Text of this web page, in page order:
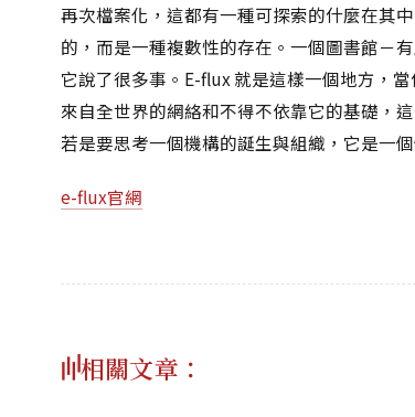
再次檔案化，這都有一種可探索的什麼在其
的，而是一種複數性的存在。一個圖書館－
它說了很多事。E-flux 就是這樣一個地方，
來自全世界的網絡和不得不依靠它的基礎，
若是要思考一個機構的誕生與組織，它是一
e-flux官網
相關文章：